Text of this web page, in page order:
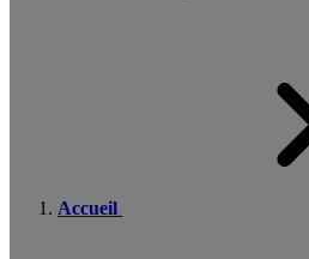
Accueil